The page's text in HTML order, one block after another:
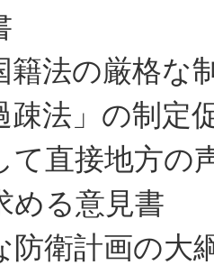
籍法の厳格な
疎法」の制定
て直接地方の
める意見書
防衛計画の大